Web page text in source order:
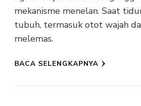
mekanisme menelan. Saat
tubuh, termasuk otot wajah
melemas.
BACA SELENGKAPNYA